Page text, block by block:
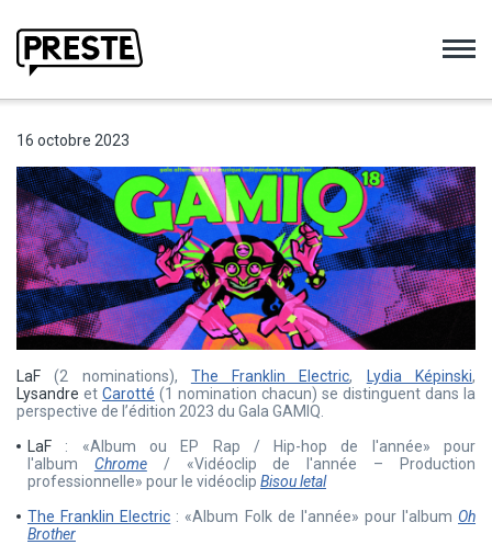
16 octobre 2023
LaF (2 nominations), The Franklin Electric, Lydia Képinski,
Lysandre et Carotté (1 nomination chacun) se distinguent dans la
perspective de l’édition 2023 du Gala GAMIQ.
LaF : «Album ou EP Rap / Hip-hop de l'année» pour
l'album Chrome/ «Vidéoclip de l'année – Production
professionnelle» pour le vidéoclip Bisou letal
The Franklin Electric : «Album Folk de l'année» pour l'album Oh
Brother